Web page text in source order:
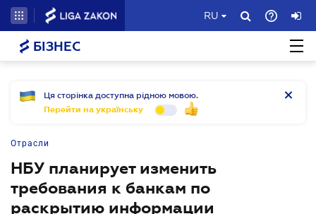
RU
БІЗНЕС
Ця сторінка доступна рідною мовою.
Перейти на українську
Отрасли
НБУ планирует изменить
требования к банкам по
раскрытию информации